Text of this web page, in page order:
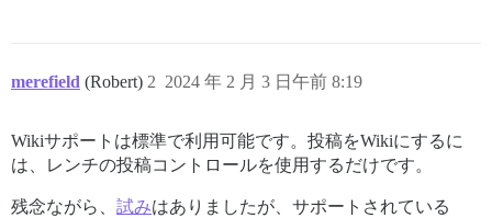
merefield (Robert) 2024 年 2 月 3 日午前 8:19
2
Wikiサポートは標準で利用可能です。投稿をWikiにするに
は、レンチの投稿コントロールを使用するだけです。
残念ながら、 試みはありましたが、サポートされている